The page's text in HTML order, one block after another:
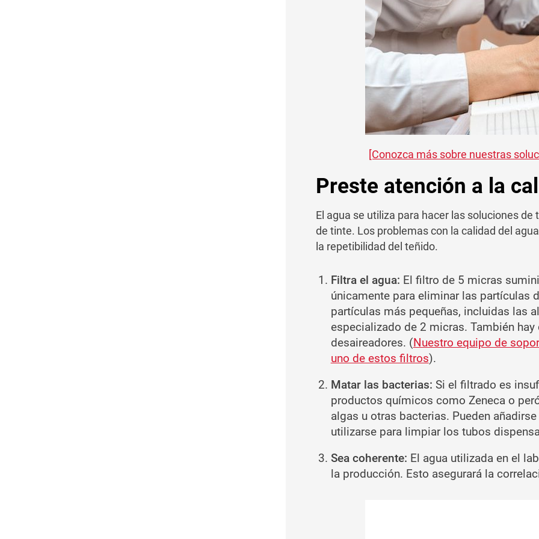
[Conozca más sobre nuestras
Preste atención a la
El agua se utiliza para hacer las soluciones
de tinte. Los problemas con la calidad del
la repetibilidad del teñido.
Filtra el agua: El filtro de 5 micras
únicamente para eliminar las partículas
partículas más pequeñas, incluidas las
especializado de 2 micras. También
desaireadores. (Nuestro equipo de
uno de estos filtros).
Matar las bacterias: Si el filtrado es
productos químicos como Zeneca o
algas u otras bacterias. Pueden
utilizarse para limpiar los tubos
Sea coherente: El agua utilizada en el
la producción. Esto asegurará la